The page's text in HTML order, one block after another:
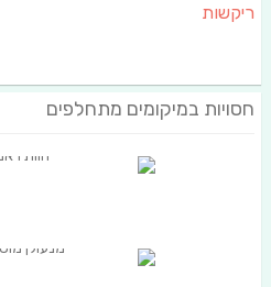
ריקשות
חסויות במיקומים מתחלפים